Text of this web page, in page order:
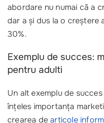
abordare nu numai că a
dar a și dus la o creștere
30%.
Exemplu de succes:
pentru adulti
Un alt exemplu de
înțeles importanța
crearea dearticole